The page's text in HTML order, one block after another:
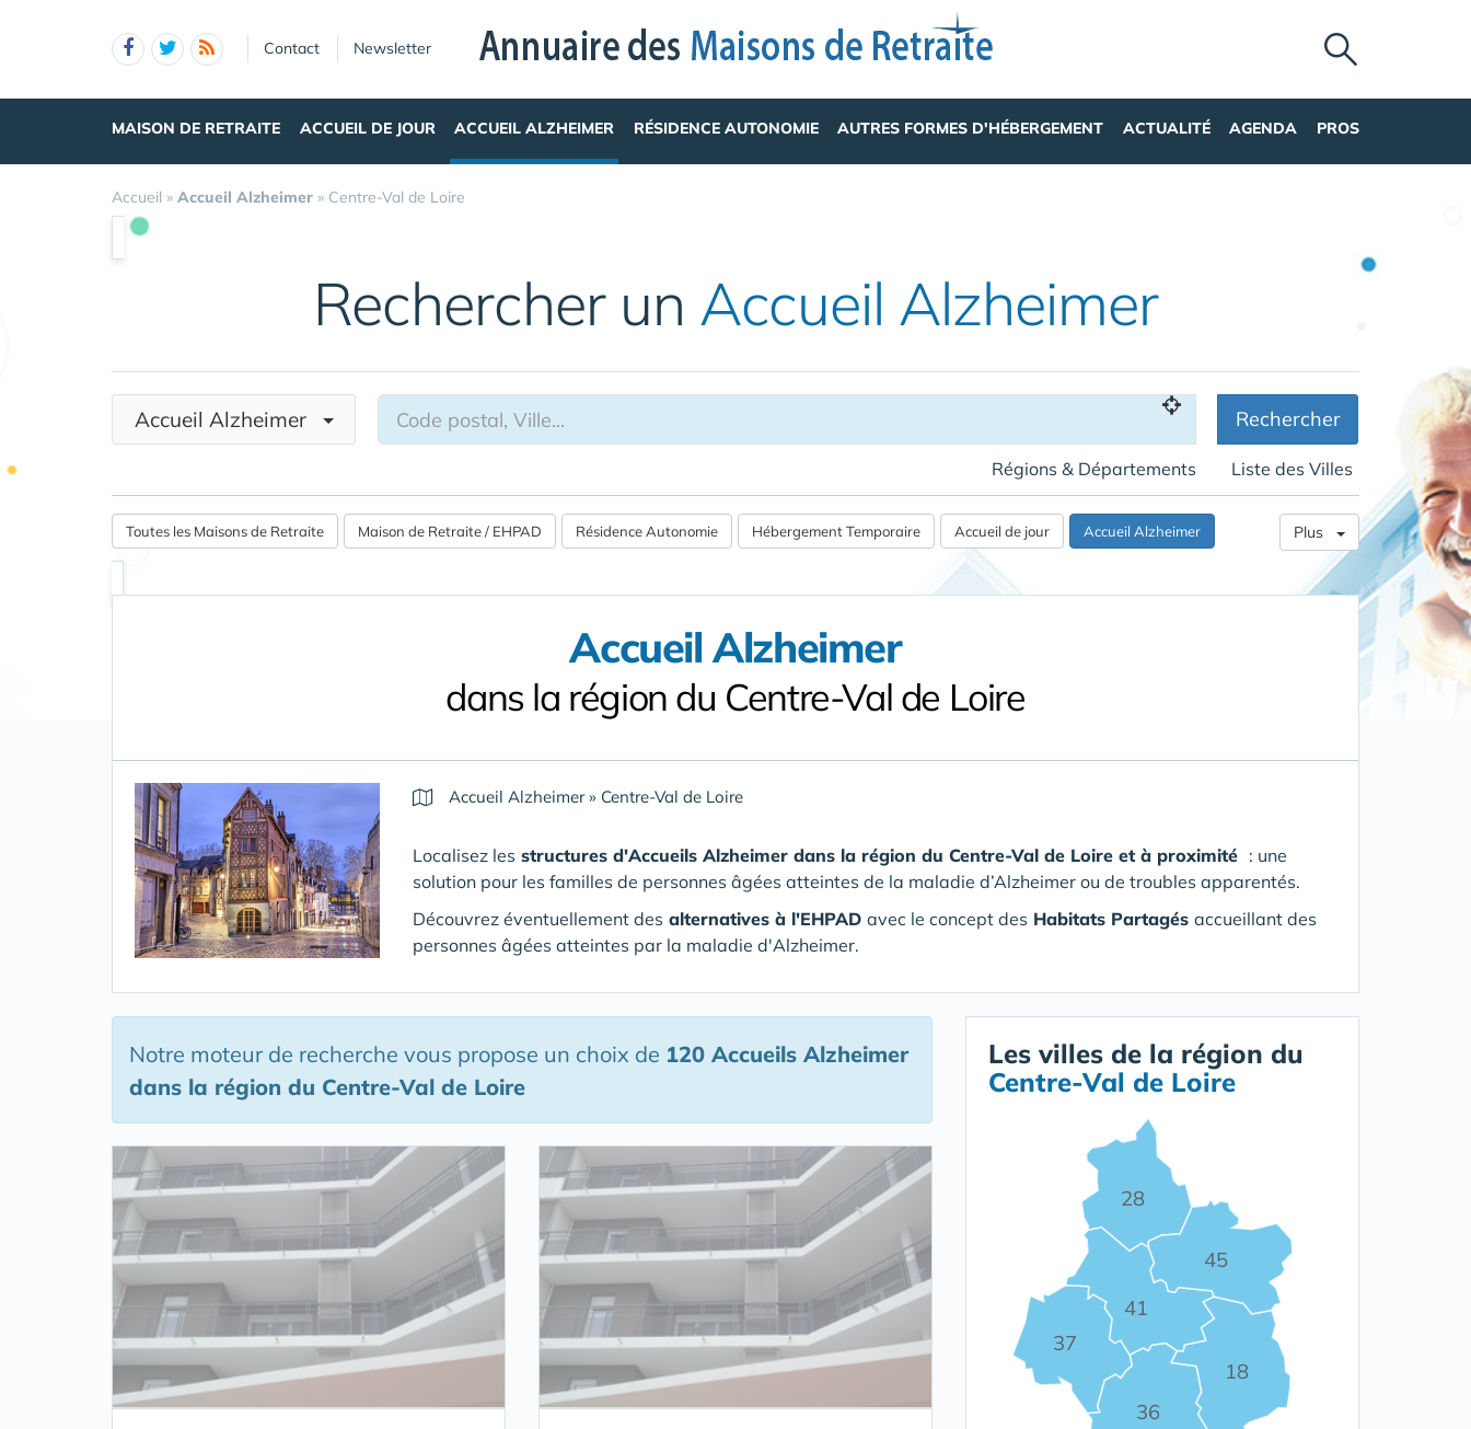
Contact Newsletter
MAISON DE RETRAITE ACCUEIL DE JOUR ACCUEIL ALZHEIMER RÉSIDENCE AUTONOMIE AUTRES FORMES D'HÉBERGEMENT ACTUALITÉ AGENDA PROS
Accueil » Accueil Alzheimer » Centre-Val de Loire
Rechercher un Accueil Alzheimer
Accueil Alzheimer Rechercher
Régions & Départements Liste des Villes
Toutes les Maisons de Retraite Maison de Retraite / EHPAD Résidence Autonomie Hébergement Temporaire Accueil de jour Accueil Alzheimer Plus
Accueil Alzheimer
dans la région du Centre-Val de Loire
Accueil Alzheimer» Centre-Val de Loire
Localisez les structures d'Accueils Alzheimer dans la région du Centre-Val de Loire et à proximité : une
solution pour les familles de personnes âgées atteintes de la maladie d’Alzheimer ou de troubles apparentés.
Découvrez éventuellement des alternatives à l'EHPAD avec le concept des Habitats Partagés accueillant des
personnes âgées atteintes par la maladie d'Alzheimer.
Notre moteur de recherche vous propose un choix de 120 Accueils Alzheimer
dans la région du Centre-Val de Loire
Les villes de la région du
Centre-Val de Loire
18
28
36
37
41
45